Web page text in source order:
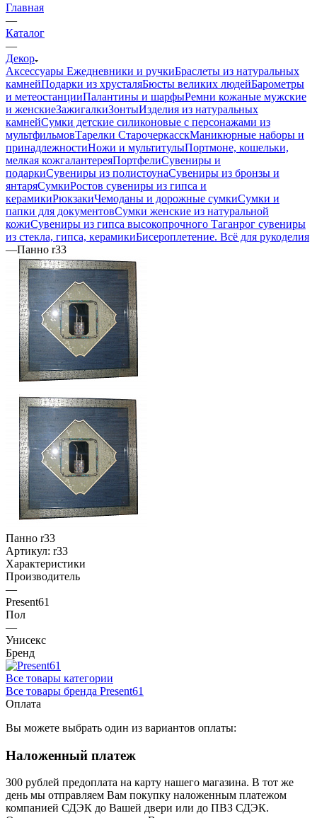
Главная
—
Каталог
—
Декор
Аксессуары Ежедневники и ручкиБраслеты из натуральных
камнейПодарки из хрусталяБюсты великих людейБарометры
и метеостанцииПалантины и шарфыРемни кожаные мужские
и женскиеЗажигалкиЗонтыИзделия из натуральных
камнейСумки детские силиконовые с персонажами из
мультфильмовТарелки СтарочеркасскМаникюрные наборы и
принадлежностиНожи и мультитулыПортмоне, кошельки,
мелкая кожгалантереяПортфелиСувениры и
подаркиСувениры из полистоунаСувениры из бронзы и
янтаряСумкиРостов сувениры из гипса и
керамикиРюкзакиЧемоданы и дорожные сумкиСумки и
папки для документовСумки женские из натуральной
кожиСувениры из гипса высокопрочного Таганрог сувениры
из стекла, гипса, керамикиБисероплетение. Всё для рукоделия
—Панно r33
Панно r33
Артикул: r33
Характеристики
Производитель
—
Present61
Пол
—
Унисекс
Бренд
Все товары категории
Все товары бренда Present61
Оплата
Вы можете выбрать один из вариантов оплаты:
Наложенный платеж
300 рублей предоплата на карту нашего магазина. В тот же
день мы отправляем Вам покупку наложенным платежом
компанией СДЭК до Вашей двери или до ПВЗ СДЭК.